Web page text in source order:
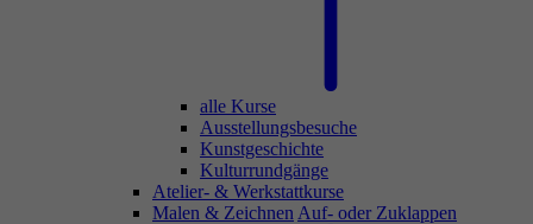
alle Kurse
Ausstellungsbesuche
Kunstgeschichte
Kulturrundgänge
Atelier- & Werkstattkurse
Malen & Zeichnen Auf- oder Zuklappen